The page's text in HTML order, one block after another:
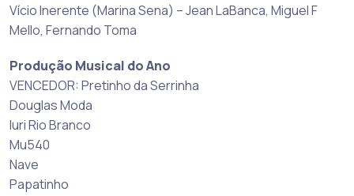
Vício Inerente (Marina Sena) – Jean LaBanca, Miguel F
Mello, Fernando Toma
Produção Musical do Ano
VENCEDOR: Pretinho da Serrinha
Douglas Moda
Iuri Rio Branco
Mu540
Nave
Papatinho